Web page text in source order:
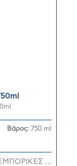
Βάρος: 750 ml
...